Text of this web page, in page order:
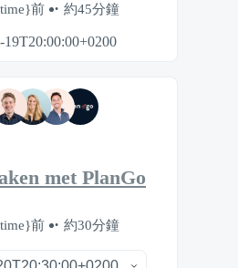
前 約45分鐘
19T20:00:00+0200
met PlanGo
前 約30分鐘